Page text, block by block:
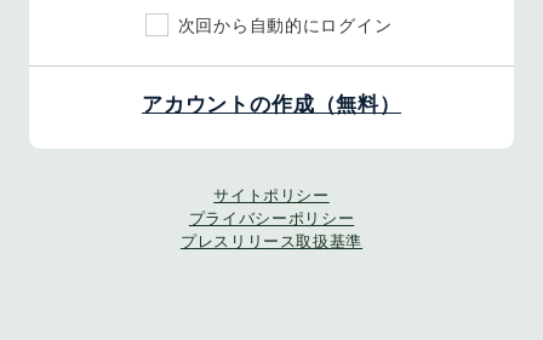
次回から自動的にログイン
アカウントの作成（無料）
サイトポリシー
プライバシーポリシー
プレスリリース取扱基準